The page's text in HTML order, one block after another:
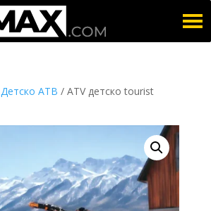
Детско АТВ / ATV детско tourist